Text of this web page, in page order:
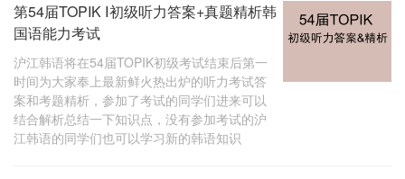
第54届TOPIK Ⅰ初级听力答案+真题精析韩
国语能力考试
沪江韩语将在54届TOPIK初级考试结束后第一
时间为大家奉上最新鲜火热出炉的听力考试答
案和考题精析，参加了考试的同学们进来可以
结合解析总结一下知识点，没有参加考试的沪
江韩语的同学们也可以学习新的韩语知识